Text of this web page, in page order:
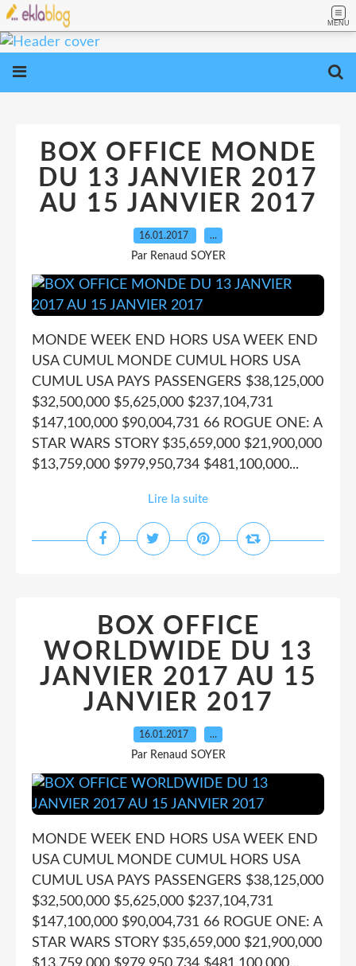
MENU
BOX OFFICE MONDE
DU 13 JANVIER 2017
AU 15 JANVIER 2017
16.01.2017 …
Par Renaud SOYER
MONDE WEEK END HORS USA WEEK END
USA CUMUL MONDE CUMUL HORS USA
CUMUL USA PAYS PASSENGERS $38,125,000
$32,500,000 $5,625,000 $237,104,731
$147,100,000 $90,004,731 66 ROGUE ONE: A
STAR WARS STORY $35,659,000 $21,900,000
$13,759,000 $979,950,734 $481,100,000...
Lire la suite
BOX OFFICE
WORLDWIDE DU 13
JANVIER 2017 AU 15
JANVIER 2017
16.01.2017 …
Par Renaud SOYER
MONDE WEEK END HORS USA WEEK END
USA CUMUL MONDE CUMUL HORS USA
CUMUL USA PAYS PASSENGERS $38,125,000
$32,500,000 $5,625,000 $237,104,731
$147,100,000 $90,004,731 66 ROGUE ONE: A
STAR WARS STORY $35,659,000 $21,900,000